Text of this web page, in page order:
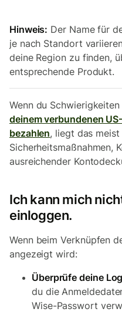
Hinweis: Der Name für
je nach Standort
deine Region zu finden,
entsprechende Produkt.
Wenn du
deinem verbundenen
bezahlen, liegt das meist
Sicherheitsmaßnahmen,
ausreichender
Ich kann mich
einloggen.
Wenn beim Verknüpfen
angezeigt wird:
Überprüfe deine
du die
Wise-Passwort